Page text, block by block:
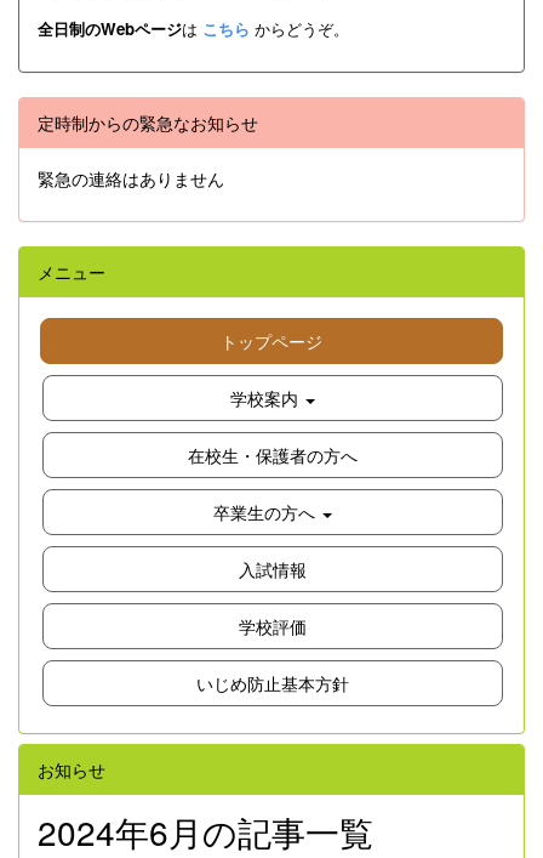
全日制のWebページは こちら からどうぞ。
定時制からの緊急なお知らせ
緊急の連絡はありません
メニュー
トップページ
学校案内
在校生・保護者の方へ
卒業生の方へ
入試情報
学校評価
いじめ防止基本方針
お知らせ
2024年6月の記事一覧